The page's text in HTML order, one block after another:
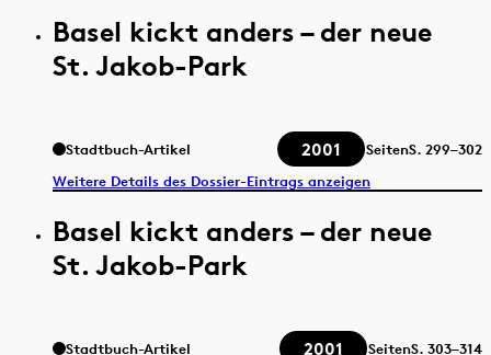
Basel kickt anders – der neue
St. Jakob-Park
Stadtbuch-Artikel 2001 SeitenS. 299–302
Weitere Details des Dossier-Eintrags anzeigen
Basel kickt anders – der neue
St. Jakob-Park
Stadtbuch-Artikel 2001 SeitenS. 303–314